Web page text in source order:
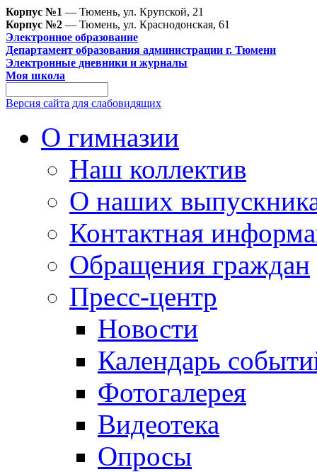
Корпус №1 — Тюмень, ул. Крупской, 21
Корпус №2 — Тюмень, ул. Краснодонская, 61
Электронное образование
Департамент образования администрации г. Тюмени
Электронные дневники и журналы
Моя школа
Версия сайта для слабовидящих
О гимназии
Наш коллектив
О наших
Контактная
Обращения граждан
Пресс-центр
Новости
Календарь
Фотогалерея
Видеотека
Опросы